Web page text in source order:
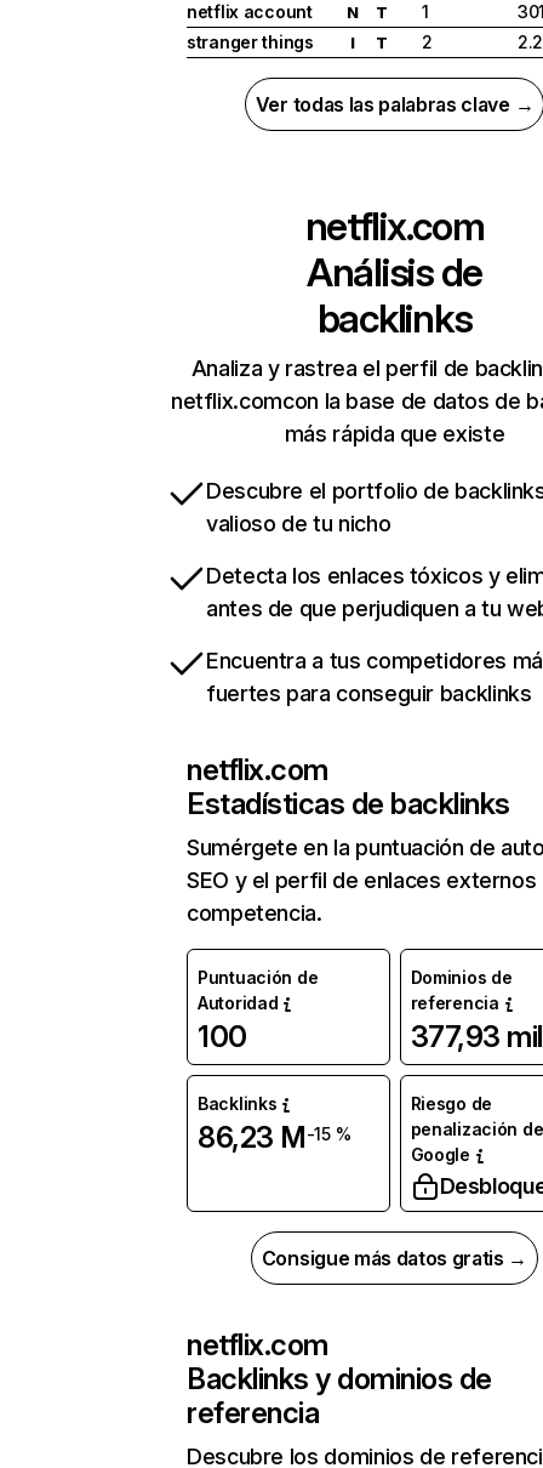
netflix account
N T 1
stranger things
I T 2
Ver todas las palabras clave →
netflix.com
Análisis de
backlinks
Analiza y rastrea el perfil de
netflix.comcon la base de datos de
más rápida que existe
Descubre el portfolio de
valioso de tu nicho
Detecta los enlaces tóxicos y
antes de que perjudiquen a tu
Encuentra a tus competidores
fuertes para conseguir backlinks
netflix.com
Estadísticas de backlinks
Sumérgete en la puntuación de
SEO y el perfil de enlaces externos
competencia.
Puntuación de
Autoridad
100
Dominios de
referencia
377,93 mil
Backlinks
86,23 M-15 %
Riesgo de
penalización de
Google
Consigue más datos gratis →
netflix.com
Backlinks y dominios de
referencia
Descubre los dominios de